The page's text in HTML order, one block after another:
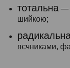
тотальна—
шийкою;
яєчниками,